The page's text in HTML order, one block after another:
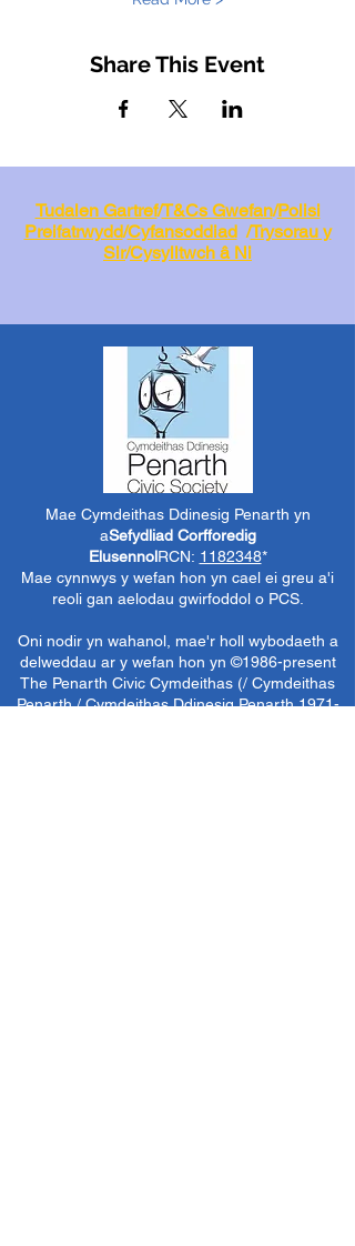
Share This Event
Tudalen Gartref/T&Cs Gwefan/Polisi
Preifatrwydd/Cyfansoddiad/Trysorau y
Sir/Cysylltwch â Ni
Mae Cymdeithas Ddinesig Penarth yn
aSefydliad Corfforedig
ElusennolRCN: 1182348*
Mae cynnwys y wefan hon yn cael ei greu a'i
reoli gan aelodau gwirfoddol o PCS.
Oni nodir yn wahanol, mae'r holl wybodaeth a
delweddau ar y wefan hon yn ©1986-present
The Penarth Civic Cymdeithas (/ Cymdeithas
Penarth / Cymdeithas Ddinesig Penarth1971-